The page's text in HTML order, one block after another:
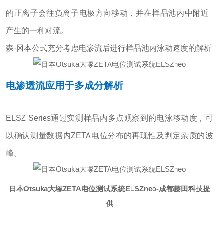
的正离子会往负离子电极方向移动，并在样品池内中附近
产生的一种对流。
森·冈本公式充分考虑电渗流后进行样品池内泳动速度的解析
电渗透流应用于多成分解析
ELSZ Series通过实测样品内多点观察到的电泳移动度，可
以确认测量数据内ZETA电位分布的再现性及判定杂质的波
峰。
日本Otsuka大塚ZETA电位测试系统ELSZneo-成都藤田科技提
供